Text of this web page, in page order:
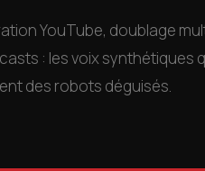
YouTube, doublage
: les voix synthétiques
des robots déguisés.